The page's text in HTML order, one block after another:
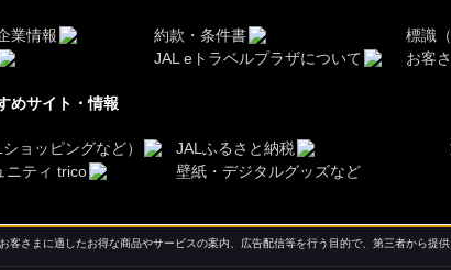
業情報 約款・条件書
標識
JAL eトラベルプラザについて お客
めサイト・情報
ョッピングなど） JALふるさと納税
ニティ trico
壁紙・デジタルグッズなど
客さまに適したお得な商品やサービスの案内、広告配信等を行う目的で、第三者から